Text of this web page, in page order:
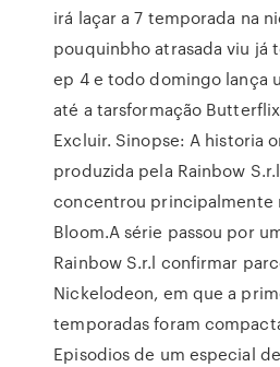
irá laçar a 7 temporada na
pouquinbho atrasada viu já
ep 4 e todo domingo lança
até a tarsformação
Excluir. Sinopse: A historia
produzida pela Rainbow
concentrou principalmente
Bloom.A série passou por
Rainbow S.r.l confirmar
Nickelodeon, em que a
temporadas foram
Episodios de um especial